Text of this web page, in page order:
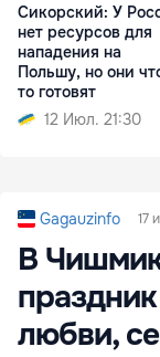
Сикорский: У
нет ресурсов для
нападения на
Польшу, но они
то готовят
12 Июл. 21:30
Gagauzinfo 17
В
любви,